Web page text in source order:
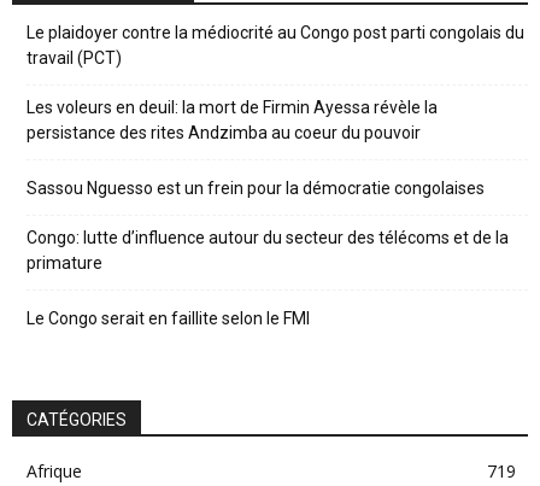
Le plaidoyer contre la médiocrité au Congo post parti congolais du
travail (PCT)
Les voleurs en deuil: la mort de Firmin Ayessa révèle la
persistance des rites Andzimba au coeur du pouvoir
Sassou Nguesso est un frein pour la démocratie congolaises
Congo: lutte d’influence autour du secteur des télécoms et de la
primature
Le Congo serait en faillite selon le FMI
CATÉGORIES
Afrique
719